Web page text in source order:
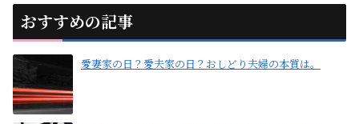
おすすめの記事
愛妻家の日？愛夫家の日？おしどり夫婦の本質は。